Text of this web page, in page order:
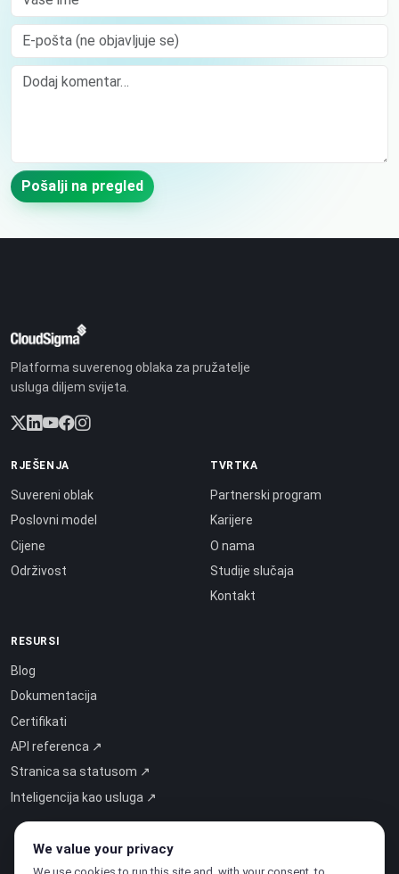
E-pošta (ne objavljuje se)
Comment
Pošalji na pregled
Platforma suverenog oblaka za pružatelje
usluga diljem svijeta.
RJEŠENJA
Suvereni oblak
Poslovni model
Cijene
Održivost
TVRTKA
Partnerski program
Karijere
O nama
Studije slučaja
Kontakt
RESURSI
Blog
Dokumentacija
Certifikati
API referenca ↗
Stranica sa statusom ↗
Inteligencija kao usluga ↗
We value your privacy